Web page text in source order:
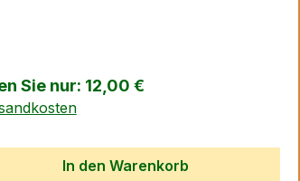
Sie nur: 12,00 €
den gewünschten Wert
In den Warenkorb